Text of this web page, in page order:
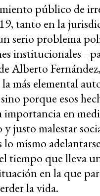
público de
tanto en la
serio problema
institucionales
Alberto
más elemental
porque esos
importancia en
justo malestar
lo mismo
tiempo que lleva
en la que
la vida.